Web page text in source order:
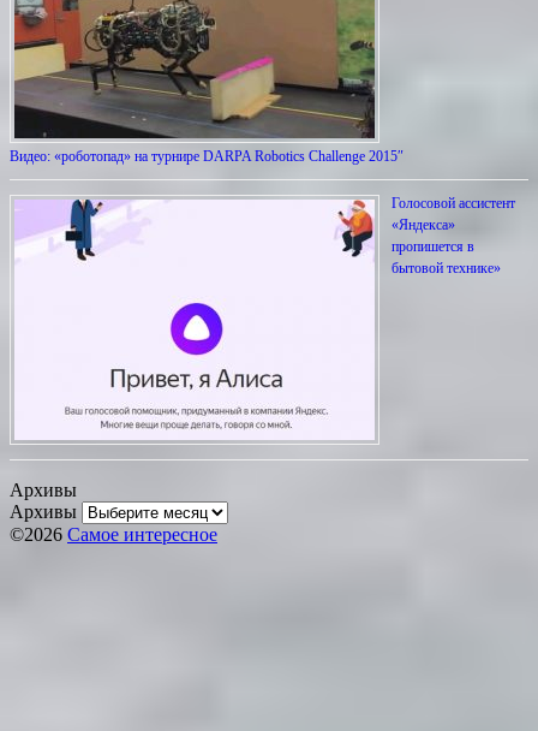
Видео: «роботопад» на турнире DARPA Robotics Challenge 2015″
Голосовой ассистент
«Яндекса»
пропишется в
бытовой технике»
Архивы
Архивы
©2026 Самое интересное